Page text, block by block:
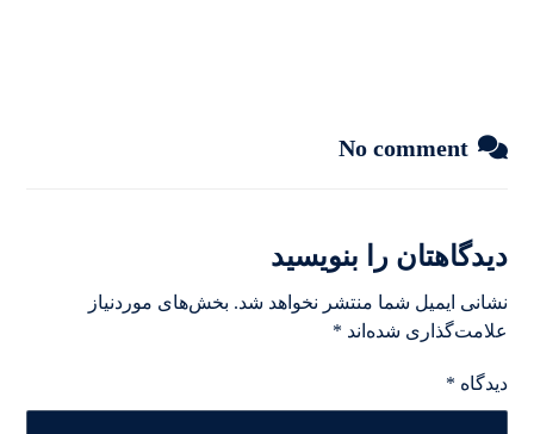
No comment
دیدگاهتان را بنویسید
نشانی ایمیل شما منتشر نخواهد شد. بخش‌های موردنیاز
علامت‌گذاری شده‌اند *
دیدگاه *